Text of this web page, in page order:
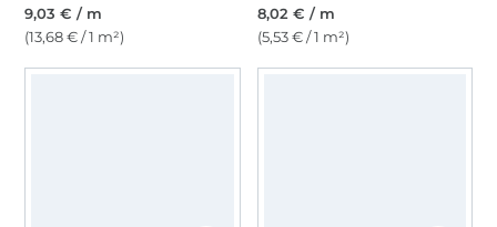
9,03 € / m
(13,68 € / 1 m²)
8,02 € / m
(5,53 € / 1 m²)